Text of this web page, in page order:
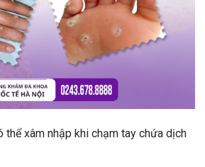
thể xâm nhập khi chạm tay chứa dịch